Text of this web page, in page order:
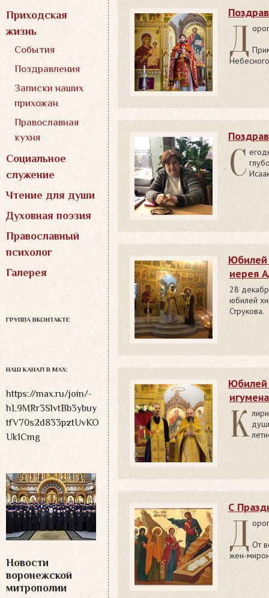
Приходская
жизнь
События
Поздравления
Записки наших
прихожан
Православная
кухня
Социальное
служение
Чтение для души
Духовная поэзия
Православный
психолог
Галерея
ГРУППА ВКОНТАКТЕ
НАШ КАНАЛ В MAX:
https://max.ru/join/-
hL9MRr3SlvtBb3ybuy
tfV70s2d833pztUvKO
Uk1Cmg
Новости
воронежской
митрополии
Д
С
Юбилей
иерея
28
юбилей
Струкова.
Юбилей
К
С
Д От
жен-